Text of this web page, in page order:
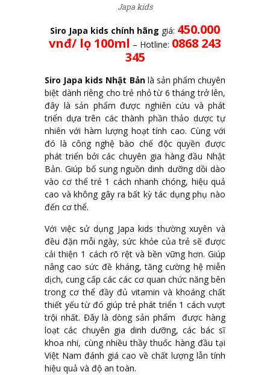
Japa kids
Siro Japa kids chính hãng giá: 450.000
vnđ/ lọ 100ml – Hotline: 0868 243
345
Siro Japa kids Nhật Bảnlà sản phẩm chuyên
biệt dành riêng cho trẻ nhỏ từ 6 tháng trở lên,
đây là sản phẩm được nghiên cứu và phát
triển dựa trên các thành phần thảo dược tự
nhiên với hàm lượng hoạt tính cao. Cùng với
đó là công nghệ bào chế độc quyền được
phát triển bởi các chuyên gia hàng đầu Nhật
Bản. Giúp bổ sung nguồn dinh dưỡng dồi dào
vào cơ thể trẻ 1 cách nhanh chóng, hiệu quả
cao và không gây ra bất kỳ tác dụng phụ nào
đến cơ thể.
Với việc sử dụng Japa kids thường xuyên và
đều đặn mỗi ngày, sức khỏe của trẻ sẽ được
cải thiện 1 cách rõ rệt và bền vững hơn. Giúp
nâng cao sức đề kháng, tăng cường hệ miễn
dịch, cung cấp các các cơ quan chức năng bên
trong cơ thể đầy đủ vitamin và khoáng chất
thiết yếu từ đó giúp trẻ phát triển 1 cách vượt
trội nhất. Đây là dòng sản phẩm được hàng
loạt các chuyên gia dinh dưỡng, các bác sĩ
khoa nhi, cùng nhiều thầy thuốc hàng đầu tại
Việt Nam đánh giá cao về chất lượng lẫn tính
hiệu quả và độ an toàn.